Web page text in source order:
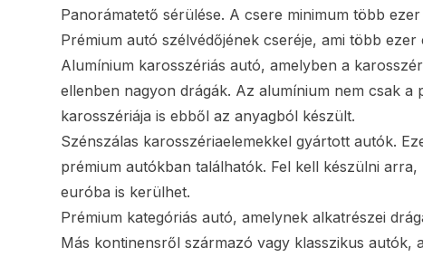
Panorámatető sérülése. A csere minimum több
Prémium autó szélvédőjének cseréje, ami több
Alumínium karosszériás autó, amelyben a
ellenben nagyon drágák. Az alumínium nem csak
karosszériája is ebből az anyagból készült.
Szénszálas karosszériaelemekkel gyártott autók.
prémium autókban találhatók. Fel kell készülni
euróba is kerülhet.
Prémium kategóriás autó, amelynek alkatrészei
Más kontinensről származó vagy klasszikus autók,